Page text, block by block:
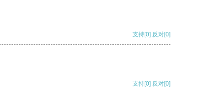
支持[0] 反对[0]
支持[0] 反对[0]